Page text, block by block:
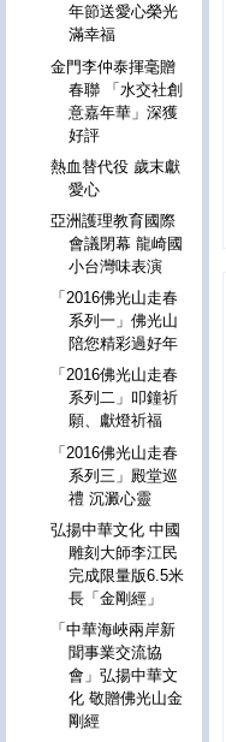
年節送愛心榮光
滿幸福
金門李仲泰揮毫贈
春聯 「水交社創
意嘉年華」深獲
好評
熱血替代役 歲末獻
愛心
亞洲護理教育國際
會議閉幕 龍崎國
小台灣味表演
「2016佛光山走春
系列一」佛光山
陪您精彩過好年
「2016佛光山走春
系列二」叩鐘祈
願、獻燈祈福
「2016佛光山走春
系列三」殿堂巡
禮 沉澱心靈
弘揚中華文化 中國
雕刻大師李江民
完成限量版6.5米
長「金剛經」
「中華海峽兩岸新
聞事業交流協
會」弘揚中華文
化 敬贈佛光山金
剛經